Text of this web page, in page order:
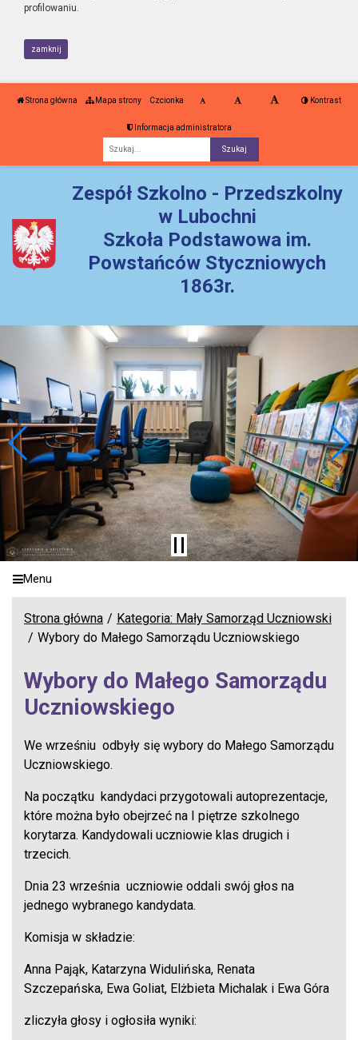
profilowaniu.
zamknij
Strona główna Mapa strony Czcionka Kontrast
Informacja administratora
Zespół Szkolno - Przedszkolny
w Lubochni
Szkoła Podstawowa im.
Powstańców Styczniowych
1863r.
Menu
Strona główna
Kategoria: Mały Samorząd Uczniowski
Wybory do Małego Samorządu Uczniowskiego
Wybory do Małego Samorządu
Uczniowskiego
We wrześniu odbyły się wybory do Małego Samorządu
Uczniowskiego.
Na początku kandydaci przygotowali autoprezentacje,
które można było obejrzeć na I piętrze szkolnego
korytarza. Kandydowali uczniowie klas drugich i
trzecich.
Dnia 23 września uczniowie oddali swój głos na
jednego wybranego kandydata.
Komisja w składzie:
Anna Pająk, Katarzyna Widulińska, Renata
Szczepańska, Ewa Goliat, Elżbieta Michalak i Ewa Góra
zliczyła głosy i ogłosiła wyniki: